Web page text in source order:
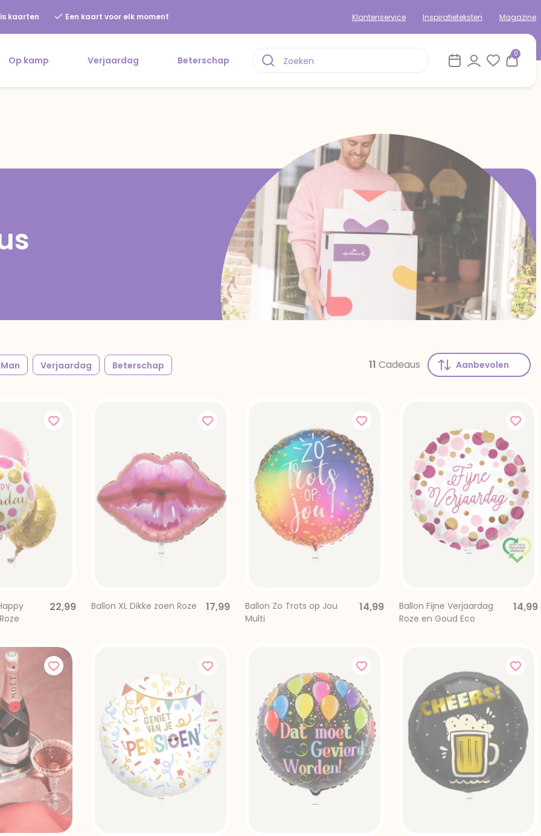
kaarten Een kaart voor elk moment Klantenservice Inspiratieteksten Magazine
Op kamp Verjaardag Beterschap
0
Man Verjaardag Beterschap 11 Cadeaus
22,99 Ballon XL Dikke zoen Roze 17,99
Ballon Zo Trots op Jou
Multi
14,99
Ballon Fijne Verjaardag
Roze en Goud Eco
14,99